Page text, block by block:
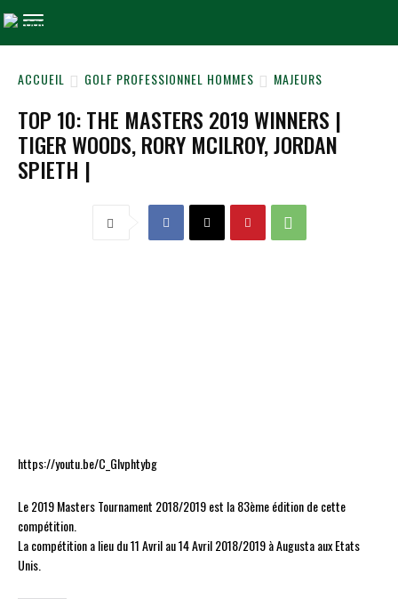
ACCUEIL GOLF PROFESSIONNEL HOMMES MAJEURS
TOP 10: THE MASTERS 2019 WINNERS |
TIGER WOODS, RORY MCILROY, JORDAN
SPIETH |
https://youtu.be/C_GIvphtybg
Le 2019 Masters Tournament 2018/2019 est la 83ème édition de cette
compétition.
La compétition a lieu du 11 Avril au 14 Avril 2018/2019 à Augusta aux Etats
Unis.